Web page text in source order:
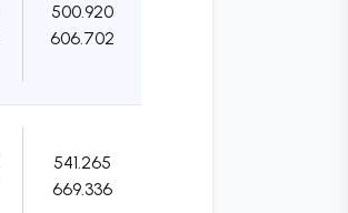
500.920
606.702
541.265
669.336